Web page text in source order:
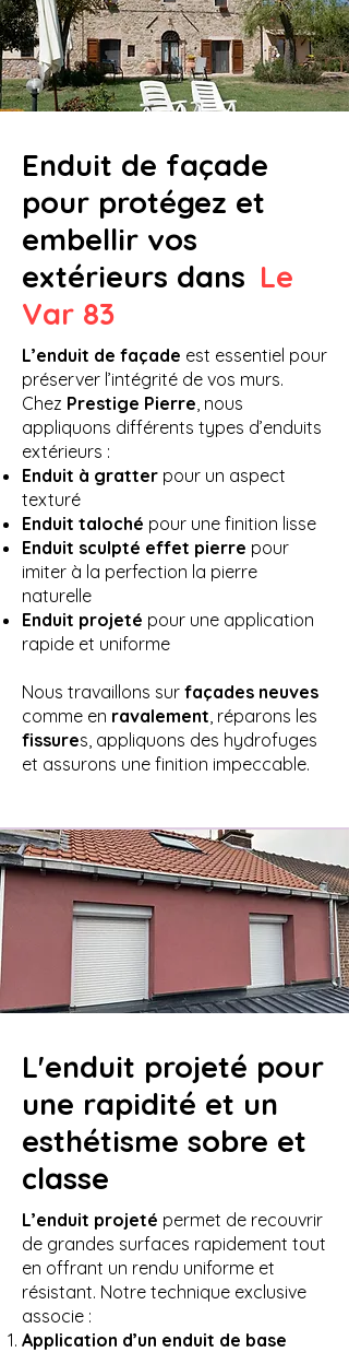
Enduit de façade
pour protégez et
embellir vos
extérieurs dans Le
Var 83
L’enduit de façade est essentiel pour
préserver l’intégrité de vos murs.
Chez Prestige Pierre, nous
appliquons différents types d’enduits
extérieurs :
Enduit à gratter pour un aspect
texturé
Enduit taloché pour une finition lisse
Enduit sculpté effet pierre pour
imiter à la perfection la pierre
naturelle
Enduit projeté pour une application
rapide et uniforme
Nous travaillons sur façades neuves
comme en ravalement, réparons les
fissures, appliquons des hydrofuges
et assurons une finition impeccable.
L'enduit projeté pour
une rapidité et un
esthétisme sobre et
classe
L’enduit projeté permet de recouvrir
de grandes surfaces rapidement tout
en offrant un rendu uniforme et
résistant. Notre technique exclusive
associe :
Application d’un enduit de base